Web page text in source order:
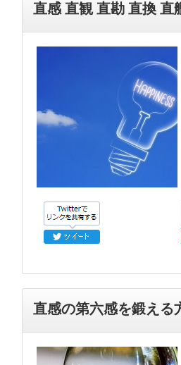
直感 直観 直勘 直換
直感の第六感を鍛える